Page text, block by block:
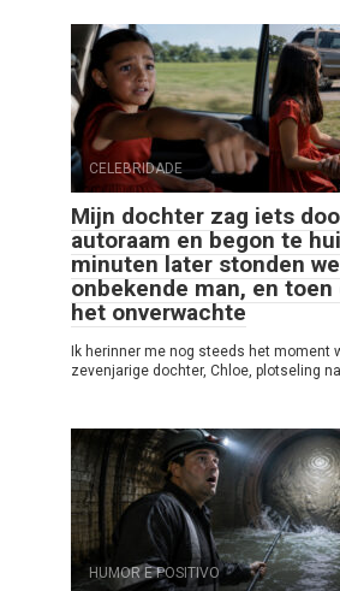
CELEBRIDADE
Mijn dochter zag iets
autoraam en begon te
minuten later stonden
onbekende man, en
het onverwachte
Ik herinner me nog steeds het moment
zevenjarige dochter, Chloe, plotseling
HUMOR E POSITIVO